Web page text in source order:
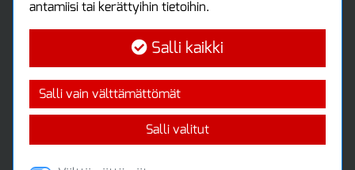
Tuottajankatu 13
Uutiskirje
Tilaa maksuton uutiskirjeemme
antamiisi tai kerättyihin tietoihin.
Salli kaikki
Salli vain välttämättömät
Salli valitut